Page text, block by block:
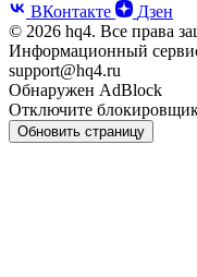
ВКонтакте
Дзен
© 2026 hq4. Все права
Информационный
support@hq4.ru
Обнаружен AdBlock
Отключите
Обновить страницу